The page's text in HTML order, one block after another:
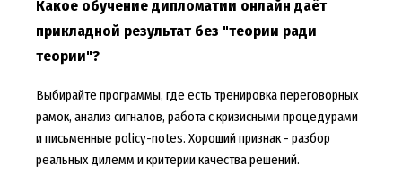
Какое обучение дипломатии онлайн даёт
прикладной результат без "теории ради
теории"?
Выбирайте программы, где есть тренировка переговорных
рамок, анализ сигналов, работа с кризисными процедурами
и письменные policy-notes. Хороший признак - разбор
реальных дилемм и критерии качества решений.